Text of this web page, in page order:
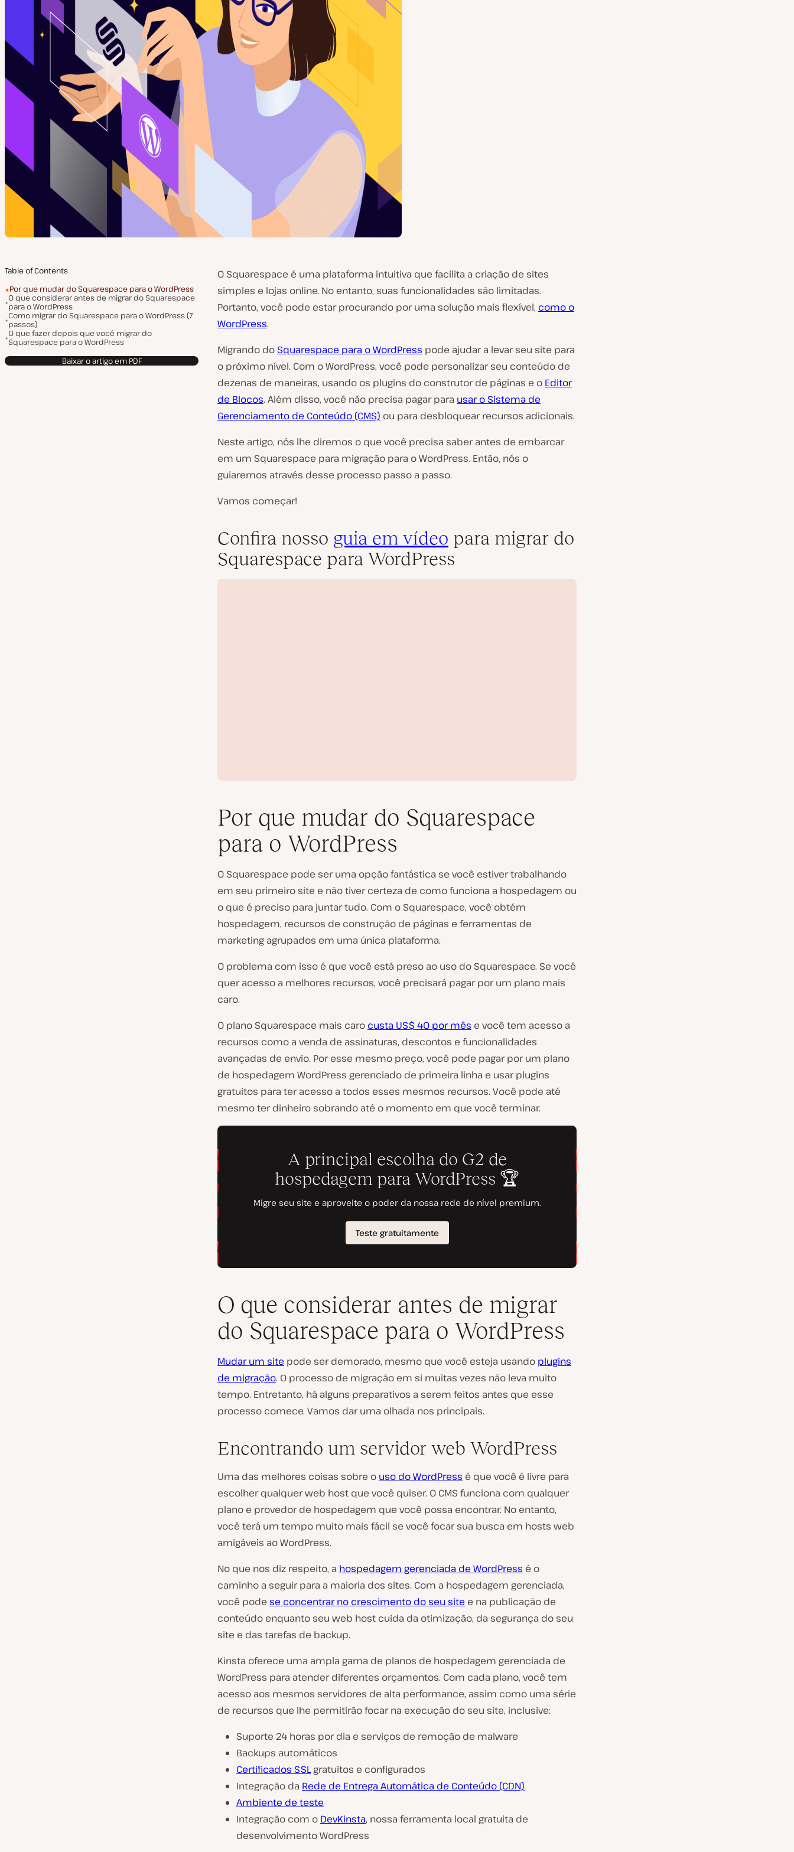
Table of Contents
Por que mudar do Squarespace para o WordPress
O que considerar antes de migrar do Squarespace
para o WordPress
Como migrar do Squarespace para o WordPress (7
passos)
O que fazer depois que você migrar do
Squarespace para o WordPress
Baixar o artigo em PDF
O Squarespace é uma plataforma intuitiva que facilita a criação de sites
simples e lojas online. No entanto, suas funcionalidades são limitadas.
Portanto, você pode estar procurando por uma solução mais flexível, como o
WordPress.
Migrando do Squarespace para o WordPress pode ajudar a levar seu site para
o próximo nível. Com o WordPress, você pode personalizar seu conteúdo de
dezenas de maneiras, usando os plugins do construtor de páginas e o Editor
de Blocos. Além disso, você não precisa pagar para usar o Sistema de
Gerenciamento de Conteúdo (CMS) ou para desbloquear recursos adicionais.
Neste artigo, nós lhe diremos o que você precisa saber antes de embarcar
em um Squarespace para migração para o WordPress. Então, nós o
guiaremos através desse processo passo a passo.
Vamos começar!
Confira nosso guia em vídeo para migrar do
Squarespace para WordPress
e
p
r
o
d
z
i
r
e
Por que mudar do Squarespace
para o WordPress
O Squarespace pode ser uma opção fantástica se você estiver trabalhando
em seu primeiro site e não tiver certeza de como funciona a hospedagem ou
o que é preciso para juntar tudo. Com o Squarespace, você obtém
hospedagem, recursos de construção de páginas e ferramentas de
marketing agrupados em uma única plataforma.
O problema com isso é que você está preso ao uso do Squarespace. Se você
quer acesso a melhores recursos, você precisará pagar por um plano mais
caro.
O plano Squarespace mais caro custa US$ 40 por mês e você tem acesso a
recursos como a venda de assinaturas, descontos e funcionalidades
avançadas de envio. Por esse mesmo preço, você pode pagar por um plano
de hospedagem WordPress gerenciado de primeira linha e usar plugins
gratuitos para ter acesso a todos esses mesmos recursos. Você pode até
mesmo ter dinheiro sobrando até o momento em que você terminar.
O que considerar antes de migrar
do Squarespace para o WordPress
Mudar um site pode ser demorado, mesmo que você esteja usando plugins
de migração. O processo de migração em si muitas vezes não leva muito
tempo. Entretanto, há alguns preparativos a serem feitos antes que esse
processo comece. Vamos dar uma olhada nos principais.
Encontrando um servidor web WordPress
Uma das melhores coisas sobre o uso do WordPress é que você é livre para
escolher qualquer web host que você quiser. O CMS funciona com qualquer
plano e provedor de hospedagem que você possa encontrar. No entanto,
você terá um tempo muito mais fácil se você focar sua busca em hosts web
amigáveis ao WordPress.
No que nos diz respeito, a hospedagem gerenciada de WordPress é o
caminho a seguir para a maioria dos sites. Com a hospedagem gerenciada,
você pode se concentrar no crescimento do seu site e na publicação de
conteúdo enquanto seu web host cuida da otimização, da segurança do seu
site e das tarefas de backup.
Kinsta oferece uma ampla gama de planos de hospedagem gerenciada de
WordPress para atender diferentes orçamentos. Com cada plano, você tem
acesso aos mesmos servidores de alta performance, assim como uma série
de recursos que lhe permitirão focar na execução do seu site, inclusive:
Suporte 24 horas por dia e serviços de remoção de malware
Backups automáticos
Certificados SSLgratuitos e configurados
Integração da Rede de Entrega Automática de Conteúdo (CDN)
Ambiente de teste
Integração com o DevKinsta, nossa ferramenta local gratuita de
desenvolvimento WordPress